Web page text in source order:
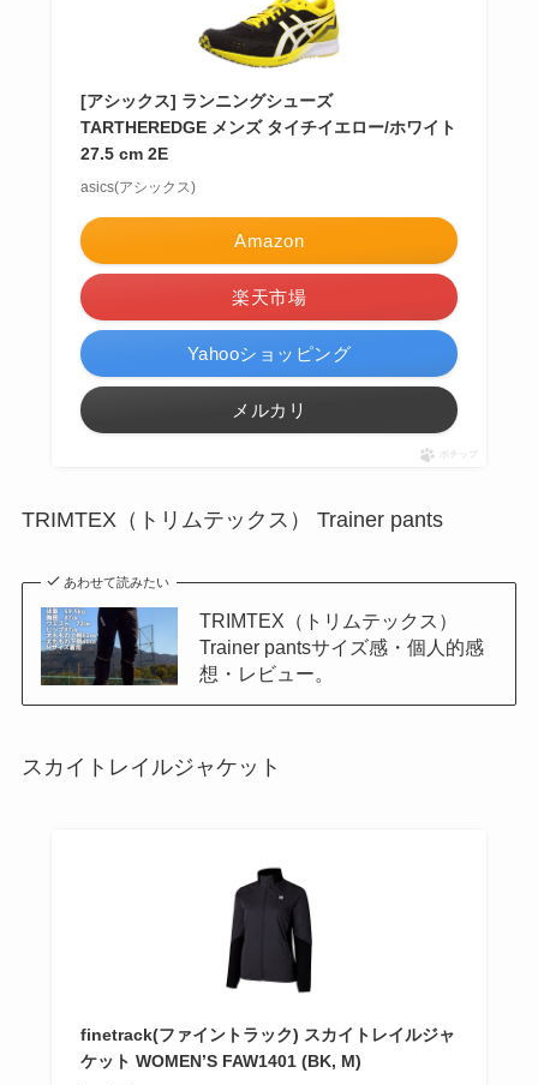
[アシックス] ランニングシューズ
TARTHEREDGE メンズ タイチイエロー/ホワイト
27.5 cm 2E
asics(アシックス)
Amazon
楽天市場
Yahooショッピング
メルカリ
ポチップ
TRIMTEX（トリムテックス） Trainer pants
あわせて読みたい
TRIMTEX（トリムテックス）
Trainer pantsサイズ感・個人的感
想・レビュー。
スカイトレイルジャケット
finetrack(ファイントラック) スカイトレイルジャ
ケット WOMEN’S FAW1401 (BK, M)